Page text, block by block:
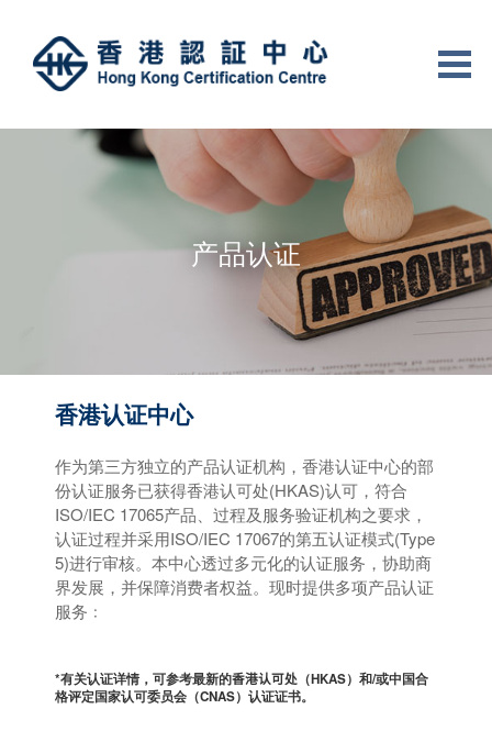
产品认证
香港认证中心
作为第三方独立的产品认证机构，香港认证中心的部
份认证服务已获得香港认可处(HKAS)认可，符合
ISO/IEC 17065产品、过程及服务验证机构之要求，
认证过程并采用ISO/IEC 17067的第五认证模式(Type
5)进行审核。本中心透过多元化的认证服务，协助商
界发展，并保障消费者权益。现时提供多项产品认证
服务﹕
*有关认证详情，可参考最新的香港认可处 （HKAS）和/或中国合
格评定国家认可委员会（CNAS）认证证书。